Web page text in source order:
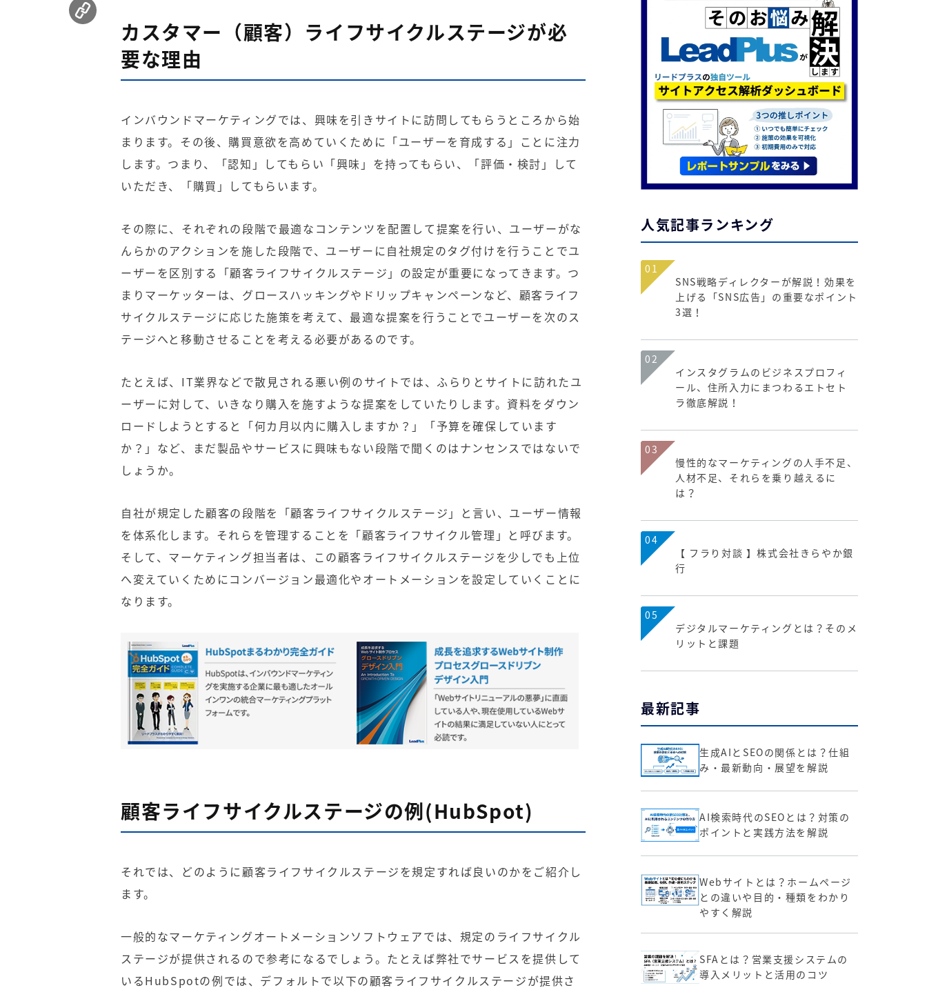
カスタマー（顧客）ライフサイクルステージが必
要な理由
インバウンドマーケティングでは、興味を引きサイトに訪問してもらうところから始
まります。その後、購買意欲を高めていくために「ユーザーを育成する」ことに注力
します。つまり、「認知」してもらい「興味」を持ってもらい、「評価・検討」して
いただき、「購買」してもらいます。
その際に、それぞれの段階で最適なコンテンツを配置して提案を行い、ユーザーがな
んらかのアクションを施した段階で、ユーザーに自社規定のタグ付けを行うことでユ
ーザーを区別する「顧客ライフサイクルステージ」の設定が重要になってきます。つ
まりマーケッターは、グロースハッキングやドリップキャンペーンなど、顧客ライフ
サイクルステージに応じた施策を考えて、最適な提案を行うことでユーザーを次のス
テージへと移動させることを考える必要があるのです。
たとえば、IT業界などで散見される悪い例のサイトでは、ふらりとサイトに訪れたユ
ーザーに対して、いきなり購入を施すような提案をしていたりします。資料をダウン
ロードしようとすると「何カ月以内に購入しますか？」「予算を確保しています
か？」など、まだ製品やサービスに興味もない段階で聞くのはナンセンスではないで
しょうか。
自社が規定した顧客の段階を「顧客ライフサイクルステージ」と言い、ユーザー情報
を体系化します。それらを管理することを「顧客ライフサイクル管理」と呼びます。
そして、マーケティング担当者は、この顧客ライフサイクルステージを少しでも上位
へ変えていくためにコンバージョン最適化やオートメーションを設定していくことに
なります。
顧客ライフサイクルステージの例(HubSpot)
それでは、どのように顧客ライフサイクルステージを規定すれば良いのかをご紹介し
ます。
一般的なマーケティングオートメーションソフトウェアでは、規定のライフサイクル
ステージが提供されるので参考になるでしょう。たとえば弊社でサービスを提供して
いるHubSpotの例では、デフォルトで以下の顧客ライフサイクルステージが提供さ
人気記事ランキング
01
SNS戦略ディレクターが解説！効果を
上げる「SNS広告」の重要なポイント
3選！
02
インスタグラムのビジネスプロフィ
ール、住所入力にまつわるエトセト
ラ徹底解説！
03
慢性的なマーケティングの人手不足、
人材不足、それらを乗り越えるに
は？
04
【 フラり対談 】株式会社きらやか銀
行
05
デジタルマーケティングとは？そのメ
リットと課題
最新記事
生成AIとSEOの関係とは？仕組
み・最新動向・展望を解説
AI検索時代のSEOとは？対策の
ポイントと実践方法を解説
Webサイトとは？ホームページ
との違いや目的・種類をわかり
やすく解説
SFAとは？営業支援システムの
導入メリットと活用のコツ